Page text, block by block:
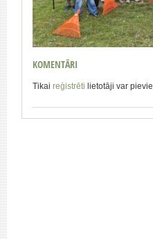
KOMENTĀRI
Tikai reģistrēti lietotāji var